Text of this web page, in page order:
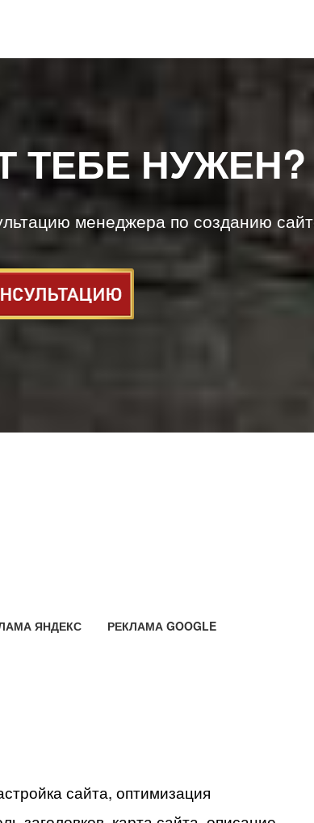
ТЕБЕ НУЖЕН?
менеджера по созданию
ЯНДЕКС РЕКЛАМА GOOGLE
сайта, оптимизация